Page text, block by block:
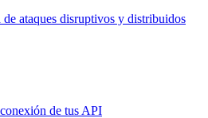
ataques disruptivos y distribuidos
de tus API